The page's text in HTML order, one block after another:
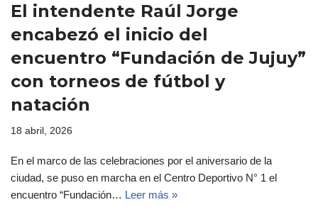
El intendente Raúl Jorge
encabezó el inicio del
encuentro “Fundación de Jujuy”
con torneos de fútbol y
natación
18 abril, 2026
En el marco de las celebraciones por el aniversario de la
ciudad, se puso en marcha en el Centro Deportivo N° 1 el
encuentro “Fundación… Leer más »